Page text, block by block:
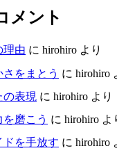
メント
理由 に hirohiro より
をまとう に hirohiro
の表現 に hirohiro より
磨こう に hirohiro よ
ドを手放す に hirohiro